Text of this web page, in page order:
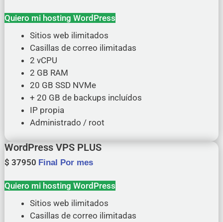
Sitios web ilimitados
Casillas de correo ilimitadas
2 vCPU
2 GB RAM
20 GB SSD NVMe
+ 20 GB de backups incluídos
IP propia
Administrado / root
Quiero mi hosting WordPress
WordPress VPS PLUS
$ 37950 Final Por mes
Sitios web ilimitados
Casillas de correo ilimitadas
Quiero mi hosting WordPress